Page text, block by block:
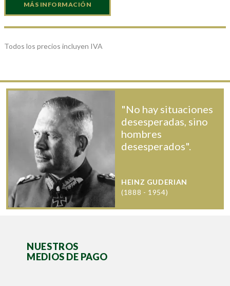
MÁS INFORMACIÓN
Todos los precios incluyen IVA
"No hay situaciones
desesperadas, sino
hombres
desesperados".
HEINZ GUDERIAN
(1888 - 1954)
NUESTROS
MEDIOS DE PAGO